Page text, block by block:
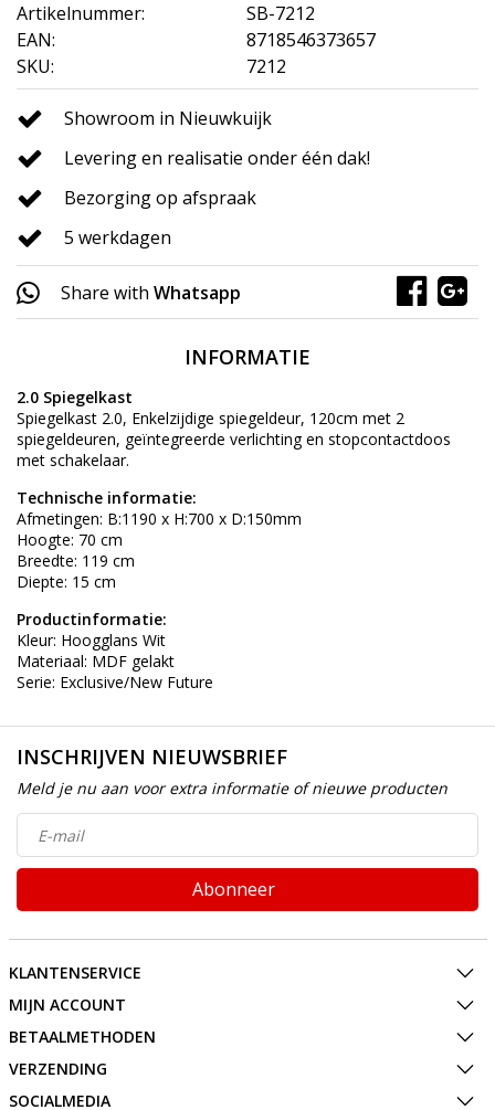
Artikelnummer:
SB-7212
EAN:
8718546373657
SKU:
7212
Showroom in Nieuwkuijk
Levering en realisatie onder één dak!
Bezorging op afspraak
5 werkdagen
Share with Whatsapp
INFORMATIE
2.0 Spiegelkast
Spiegelkast 2.0, Enkelzijdige spiegeldeur, 120cm met 2
spiegeldeuren, geïntegreerde verlichting en stopcontactdoos
met schakelaar.
Technische informatie:
Afmetingen: B:1190 x H:700 x D:150mm
Hoogte: 70 cm
Breedte: 119 cm
Diepte: 15 cm
Productinformatie:
Kleur: Hoogglans Wit
Materiaal: MDF gelakt
Serie: Exclusive/New Future
INSCHRIJVEN NIEUWSBRIEF
Meld je nu aan voor extra informatie of nieuwe producten
Abonneer
KLANTENSERVICE
MIJN ACCOUNT
BETAALMETHODEN
VERZENDING
SOCIALMEDIA